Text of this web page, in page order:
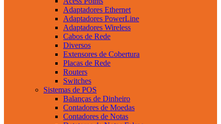
Adaptadores Ethernet
Adaptadores PowerLine
Adaptadores Wireless
Cabos de Rede
Diversos
Extensores de Cobertura
Placas de Rede
Routers
Switches
Sistemas de POS
Balanças de Dinheiro
Contadores de Moedas
Contadores de Notas